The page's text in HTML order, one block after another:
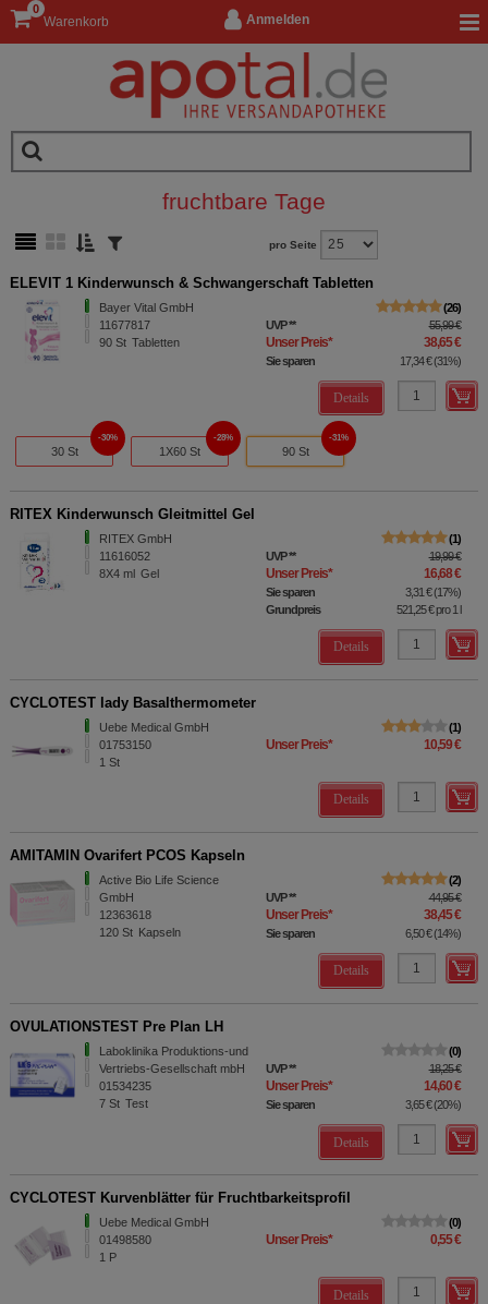
Anmelden
Warenkorb
0
fruchtbare Tage
pro Seite
ELEVIT 1 Kinderwunsch & Schwangerschaft Tabletten
Bayer Vital GmbH
11677817
90 St Tabletten
26
UVP** 55,99 €
Unser Preis* 38,65 €
Sie sparen 17,34 €(31%)
Details
30 St
30%
1X60 St
28%
90 St
31%
RITEX Kinderwunsch Gleitmittel Gel
RITEX GmbH
11616052
8X4 ml Gel
1
UVP** 19,99 €
Unser Preis* 16,68 €
Sie sparen 3,31 €(17%)
Grundpreis
521,25 €pro 1 l
Details
CYCLOTEST lady Basalthermometer
Uebe Medical GmbH
01753150
1 St
1
Unser Preis* 10,59 €
Details
AMITAMIN Ovarifert PCOS Kapseln
Active Bio Life Science
GmbH
12363618
120 St Kapseln
2
UVP** 44,95 €
Unser Preis* 38,45 €
Sie sparen 6,50 €(14%)
Details
OVULATIONSTEST Pre Plan LH
Laboklinika Produktions-und
Vertriebs-Gesellschaft mbH
01534235
7 St Test
0
UVP** 18,25 €
Unser Preis* 14,60 €
Sie sparen 3,65 €(20%)
Details
CYCLOTEST Kurvenblätter für Fruchtbarkeitsprofil
Uebe Medical GmbH
01498580
1
P
0
Unser Preis* 0,55 €
Details